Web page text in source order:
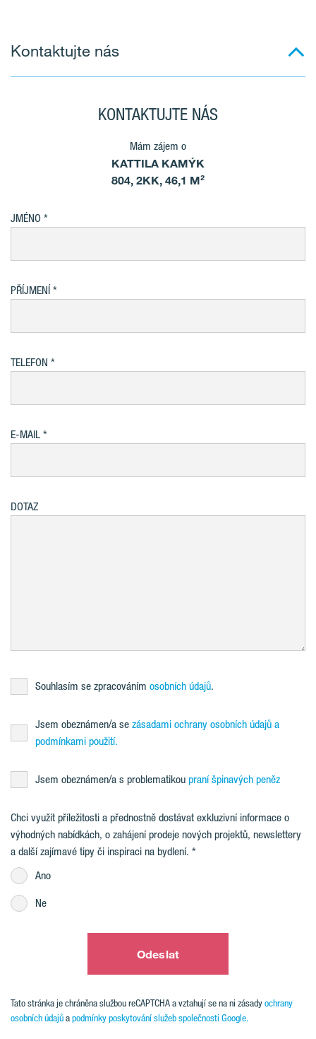
Kontaktujte nás
KONTAKTUJTE NÁS
Mám zájem o
KATTILA KAMÝK
804, 2KK, 46,1 M²
JMÉNO
PŘÍJMENÍ
TELEFON
E-MAIL
DOTAZ
Souhlasím se zpracováním osobních údajů.
Jsem obeznámen/a se zásadami ochrany osobních údajů a
podmínkami použití.
Jsem obeznámen/a s problematikou praní špinavých peněz
Chci využít příležitosti a přednostně dostávat exkluzivní informace o
výhodných nabídkách, o zahájení prodeje nových projektů, newslettery
a další zajímavé tipy či inspiraci na bydlení.
Ano
Ne
Odeslat
Tato stránka je chráněna službou reCAPTCHA a vztahují se na ni zásadyochrany
osobních údajůapodmínky poskytování služeb společnosti Google.